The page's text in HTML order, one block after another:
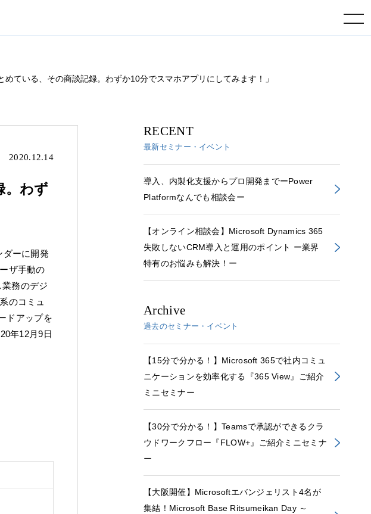
toggle navigation
めている、その商談記録。わずか10分でスマホアプリにしてみます！」
2020.12.14
。わず
ダーに開発
ザ手動の
務のデジ
のコミュ
ドアップを
年12月9日
RECENT
最新セミナー・イベント
導入、内製化支援からプロ開発までーPower
Platformなんでも相談会ー
【オンライン相談会】Microsoft Dynamics 365
失敗しないCRM導入と運用のポイント ー業界
特有のお悩みも解決！ー
Archive
過去のセミナー・イベント
【15分で分かる！】Microsoft 365で社内コミュ
ニケーションを効率化する『365 View』ご紹介
ミニセミナー
【30分で分かる！】Teamsで承認ができるクラ
ウドワークフロー『FLOW+』ご紹介ミニセミナ
ー
【大阪開催】Microsoftエバンジェリスト4名が
集結！Microsoft Base Ritsumeikan Day ～